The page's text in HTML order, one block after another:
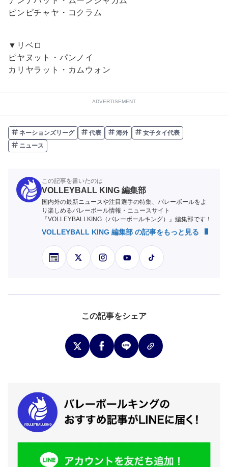
ピンピチャヤ・コクラム
▼リベロ
ピヤヌット・パンノイ
カリヤラット・カムウォン
ADVERTISEMENT
ネーションズリーグ 代表 海外
女子タイ代表
ニュース
この記事を書いたのは
VOLLEYBALL KING 編集部
国内外の最新ニュースや注目選手の特集、バレーボールをよ
り楽しめるバレーボール情報・ニュースサイト
『VOLLEYBALLKING（バレーボールキング）』編集部です！
VOLLEYBALL KING 編集部 の記事をもっと見る
この記事をシェア